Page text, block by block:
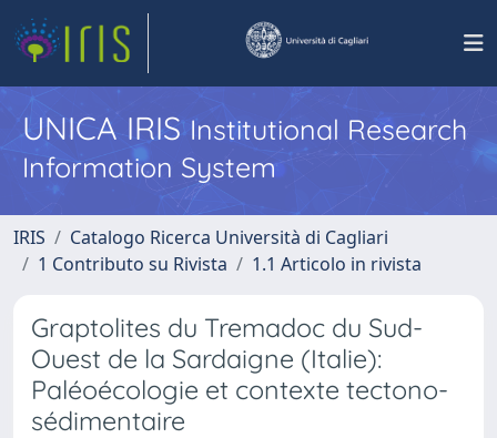
UNICA IRISInstitutional Research
Information System
IRIS
Catalogo Ricerca Università di Cagliari
1 Contributo su Rivista
1.1 Articolo in rivista
Graptolites du Tremadoc du Sud-
Ouest de la Sardaigne (Italie):
Paléoécologie et contexte tectono-
sédimentaire